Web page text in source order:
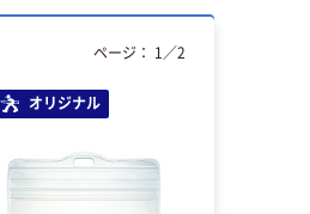
オリジナル
ページ： 1 ／2